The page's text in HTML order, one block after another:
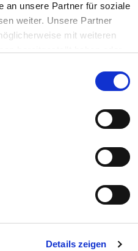
an unsere Partner für soziale
weiter. Unsere Partner
mit weiteren
Details zeigen